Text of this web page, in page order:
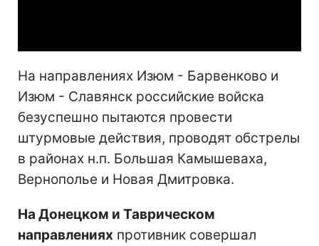
На направлениях Изюм - Барвенково и
Изюм - Славянск российские войска
безуспешно пытаются провести
штурмовые действия, проводят обстрелы
в районах н.п. Большая Камышеваха,
Вернополье и Новая Дмитровка.
На Донецком и Таврическом
направлениях противник совершал